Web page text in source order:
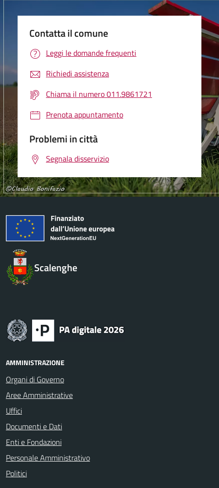
Contatta il comune
Leggi le domande frequenti
Richiedi assistenza
Chiama il numero 011.9861721
Prenota appuntamento
Problemi in città
Segnala disservizio
Scalenghe
AMMINISTRAZIONE
Organi di Governo
Aree Amministrative
Uffici
Documenti e Dati
Enti e Fondazioni
Personale Amministrativo
Politici